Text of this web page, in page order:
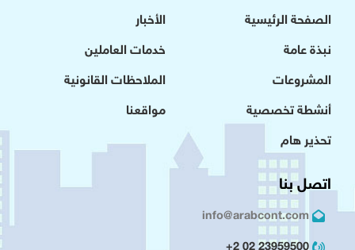
الصفحة الرئيسية
نبذة عامة
المشروعات
أنشطة تخصصية
تحذير هام
الأخبار
خدمات العاملين
الملاحظات القانونية
مواقعنا
اتصل بنا
info@arabcont.com